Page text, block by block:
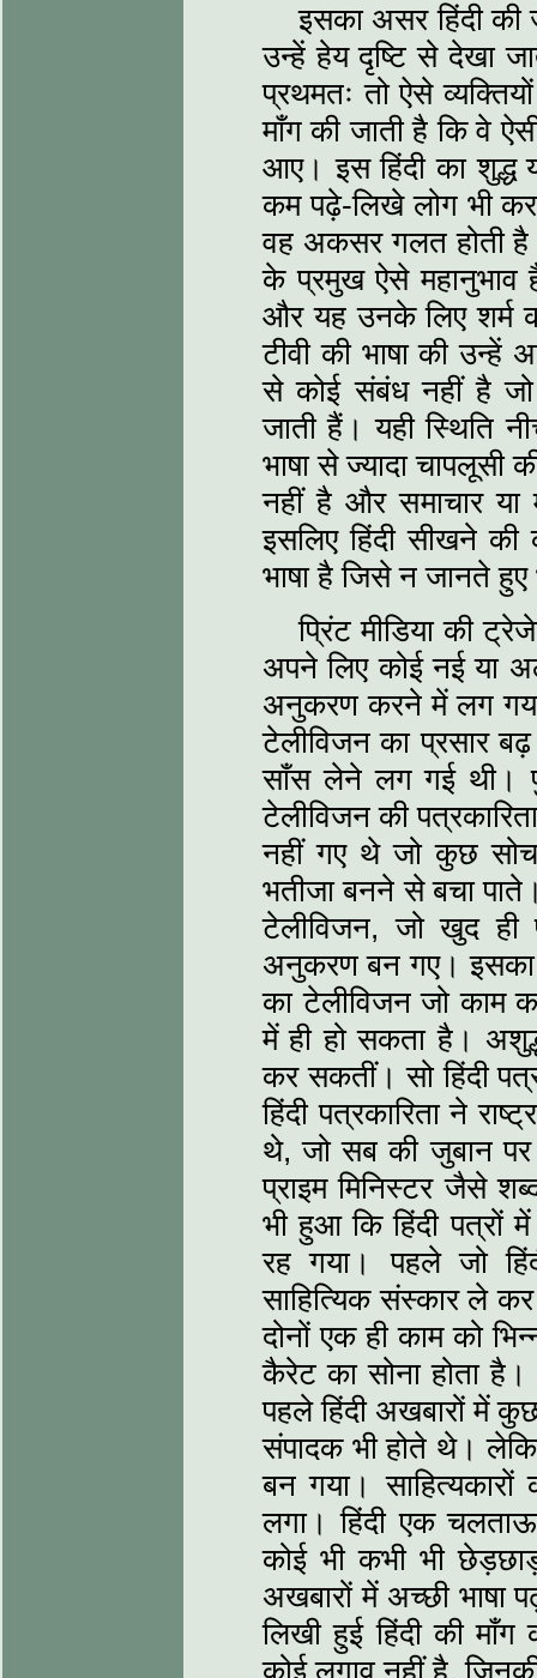
इसका असर हिंदी की
उन्हें हेय दृष्टि से देखा
प्रथमतः तो ऐसे
माँग की जाती है कि वे
आए। इस हिंदी का शुद्ध
कम पढ़े-लिखे लोग भी
वह अकसर गलत होती
के प्रमुख ऐसे महानुभाव हैं
और यह उनके लिए शर्म
टीवी की भाषा की उन्हें
से कोई संबंध नहीं है
जाती हैं। यही स्थिति
भाषा से ज्यादा चापलूसी
नहीं है और समाचार
इसलिए हिंदी सीखने की
भाषा है जिसे न जानते हुए
प्रिंट मीडिया की
अपने लिए कोई नई या
अनुकरण करने में लग
टेलीविजन का प्रसार
साँस लेने लग गई थी।
टेलीविजन की
नहीं गए थे जो कुछ
भतीजा बनने से बचा
टेलीविजन, जो खुद
अनुकरण बन गए। इसका
का टेलीविजन जो काम
में ही हो सकता है।
कर सकतीं। सो हिंदी
हिंदी पत्रकारिता ने
थे, जो सब की जुबान
प्राइम मिनिस्टर जैसे
भी हुआ कि हिंदी पत्रों
रह गया। पहले जो
साहित्यिक संस्कार ले
दोनों एक ही काम को
कैरेट का सोना होता
पहले हिंदी अखबारों में
संपादक भी होते थे।
बन गया।
लगा। हिंदी एक
कोई भी कभी भी
अखबारों में अच्छी भाषा
लिखी हुई हिंदी की
कोई लगाव नहीं है,